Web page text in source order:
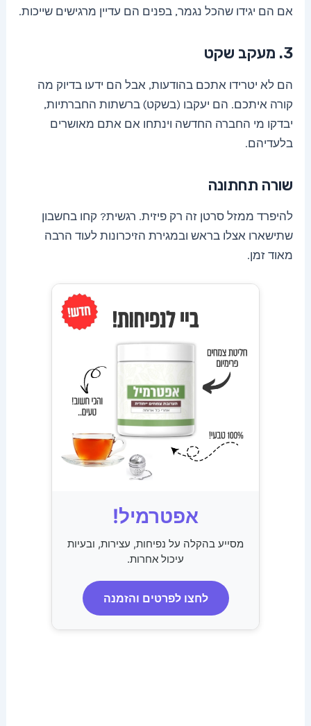
אם הם יגידו שהכל נגמר, בפנים הם עדיין מרגישים שייכות.
3. מעקב שקט
הם לא יטרידו אתכם בהודעות, אבל הם ידעו בדיוק מה
קורה איתכם. הם יעקבו (בשקט) ברשתות החברתיות,
יבדקו מי החברה החדשה וינתחו אם אתם מאושרים
בלעדיהם.
שורה תחתונה
להיפרד ממזל סרטן זה רק פיזית. רגשית? קחו בחשבון
שתישארו אצלו בראש ובמגירת הזיכרונות לעוד הרבה
מאוד זמן.
אפטרמיל!
מסייע בהקלה על נפיחות, עצירות, ובעיות
עיכול אחרות.
לחצו לפרטים והזמנה